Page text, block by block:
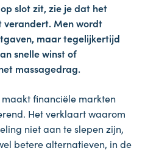
slot zit, zie je dat het
verandert. Men wordt
maar tegelijkertijd
snelle winst of
massagedrag.
financiële markten
Het verklaart waarom
niet aan te slepen zijn,
betere alternatieven, in de